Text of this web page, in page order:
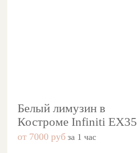
Белый лимузин в
Костроме Infiniti EX35
от 7000 руб за 1 час